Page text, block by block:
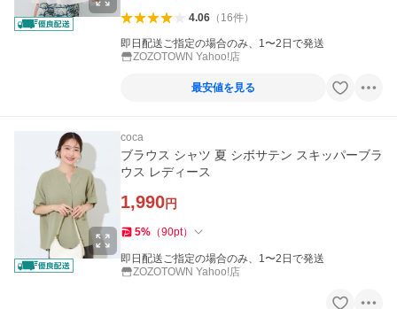
4.06（ 16件）
即日配送ご指定の場合のみ、1〜2日で発送
ZOZOTOWN Yahoo!店
最安値を見る
coca
ブラウス シャツ 夏 シボサテン スキッパーブラ
ウス レディース
1,990円
5% （90pt）
即日配送ご指定の場合のみ、1〜2日で発送
ZOZOTOWN Yahoo!店